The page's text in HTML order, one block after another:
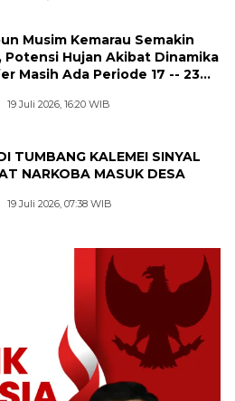
Musim Kemarau Semakin
Potensi Hujan Akibat Dinamika
Masih Ada Periode 17 -- 23
19 Juli 2026, 16:20 WIB
TUMBANG KALEMEI SINYAL
NARKOBA MASUK DESA
19 Juli 2026, 07:38 WIB